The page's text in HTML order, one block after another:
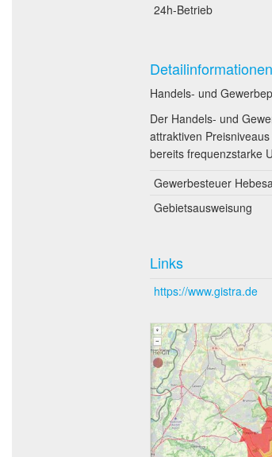
24h-Betrieb
Handels- und
Der Handels- und
attraktiven
bereits frequenzstarke
Gewerbesteuer
Gebietsausweisung
Links
https://www.gistra.de